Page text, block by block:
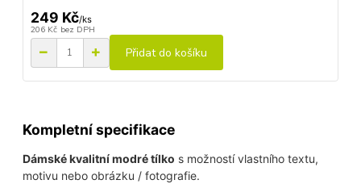
249 Kč/ks
206 Kč bez DPH
Přidat do košíku
Kompletní specifikace
Dámské kvalitní modré tílko s možností vlastního textu,
motivu nebo obrázku / fotografie.